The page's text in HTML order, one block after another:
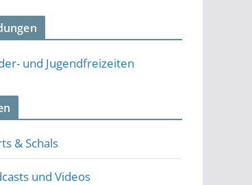
und Jugendfreizeiten
& Schals
und Videos